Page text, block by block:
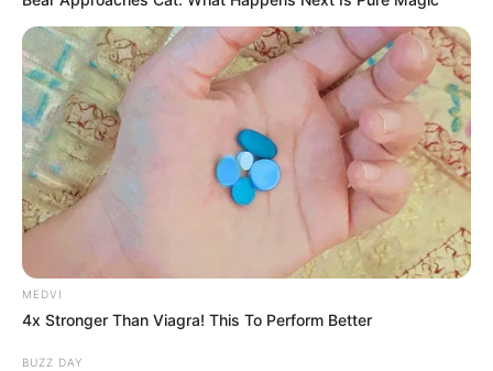
MEDVI
4x Stronger Than Viagra! This To Perform Better
BUZZ DAY